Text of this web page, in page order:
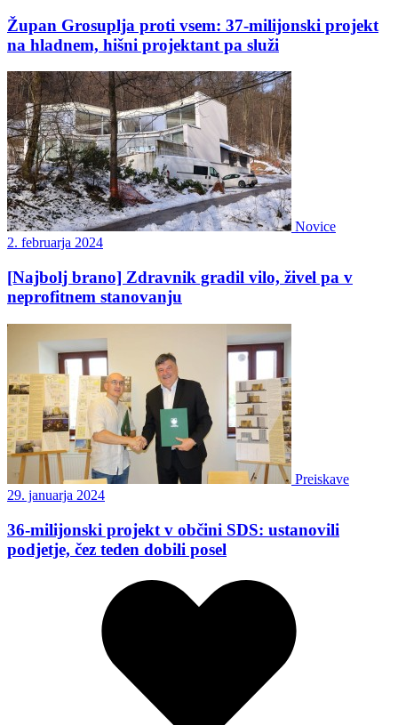
Župan Grosuplja proti vsem: 37-milijonski projekt
na hladnem, hišni projektant pa služi
Novice
2. februarja 2024
[Najbolj brano] Zdravnik gradil vilo, živel pa v
neprofitnem stanovanju
Preiskave
29. januarja 2024
36-milijonski projekt v občini SDS: ustanovili
podjetje, čez teden dobili posel